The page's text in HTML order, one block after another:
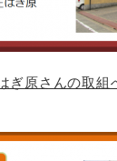
原さんの取組